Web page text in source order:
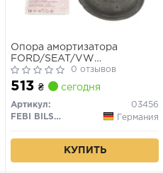
Опора амортизатора
FORD/SEAT/VW
Galaxy/Cordoba/Caddy/Golf/
"F "93-"10
0 отзывов
513 ₴ сегодня
Артикул:
03456
FEBI BILSTEIN
Германия
КУПИТЬ